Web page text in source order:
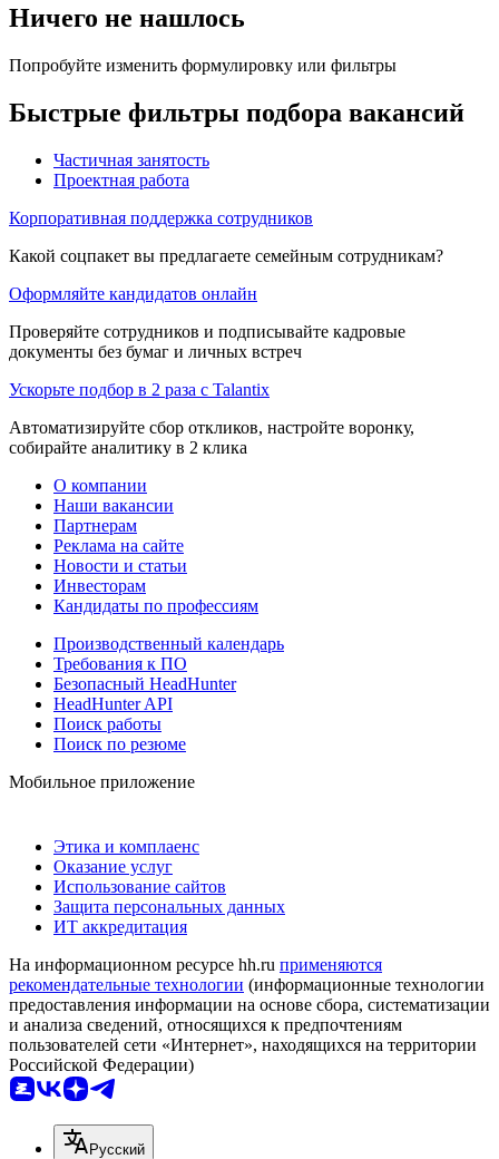
Ничего не нашлось
Попробуйте изменить формулировку или фильтры
Быстрые фильтры подбора вакансий
Частичная занятость
Проектная работа
Корпоративная поддержка сотрудников
Какой соцпакет вы предлагаете семейным сотрудникам?
Оформляйте кандидатов онлайн
Проверяйте сотрудников и подписывайте кадровые
документы без бумаг и личных встреч
Ускорьте подбор в 2 раза с Talantix
Автоматизируйте сбор откликов, настройте воронку,
собирайте аналитику в 2 клика
О компании
Наши вакансии
Партнерам
Реклама на сайте
Новости и статьи
Инвесторам
Кандидаты по профессиям
Производственный календарь
Требования к ПО
Безопасный HeadHunter
HeadHunter API
Поиск работы
Поиск по резюме
Мобильное приложение
Этика и комплаенс
Оказание услуг
Использование сайтов
Защита персональных данных
ИТ аккредитация
На информационном ресурсе hh.ru применяются
рекомендательные технологии (информационные технологии
предоставления информации на основе сбора, систематизации
и анализа сведений, относящихся к предпочтениям
пользователей сети «Интернет», находящихся на территории
Российской Федерации)
Русский